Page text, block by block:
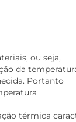
ou seja,
da
Portanto
térmica